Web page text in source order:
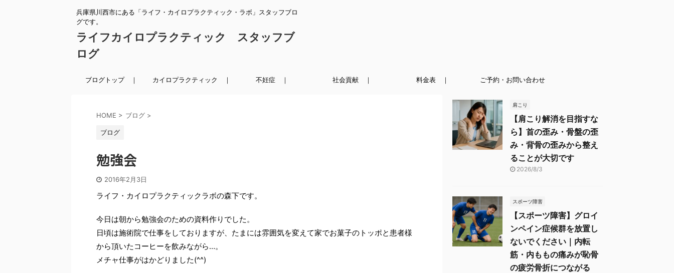
兵庫県川西市にある「ライフ・カイロプラクティック・ラボ」スタッフブロ
グです。
ライフカイロプラクティック スタッフブ
ログ
ブログトップ ｜ カイロプラクティック ｜ 不妊症 ｜ 社会貢献 ｜ 料金表 ｜ ご予約・お問い合わせ
HOME > ブログ >
ブログ
勉強会
2016年2月3日
ライフ・カイロプラクティックラボの森下です。
今日は朝から勉強会のための資料作りでした。
日頃は施術院で仕事をしておりますが、たまには雰囲気を変えて家でお菓子のトッポと患者様
から頂いたコーヒーを飲みながら…。
メチャ仕事がはかどりました(^^)
肩こり
【肩こり解消を目指すな
ら】首の歪み・骨盤の歪
み・背骨の歪みから整え
ることが大切です
2026/8/3
スポーツ障害
【スポーツ障害】グロイ
ンペイン症候群を放置し
ないでください｜内転
筋・内ももの痛みが恥骨
の疲労骨折につながる